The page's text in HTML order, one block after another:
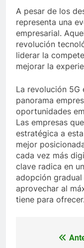
A pesar de los
representa una
empresarial.
revolución
liderar la
mejorar la
La revolución 5G
panorama
oportunidades
Las empresas
estratégica a
mejor
cada vez más
clave radica en
adopción
aprovechar al
tiene para ofrecer.